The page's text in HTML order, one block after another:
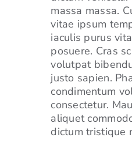
massa massa.
vitae ipsum
iaculis purus
posuere. Cras
volutpat
justo sapien.
condimentum
consectetur.
aliquet
dictum tristique